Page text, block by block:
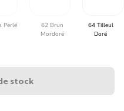
Perlé
62 Brun
Mordoré
64 Tilleul
Doré
stock